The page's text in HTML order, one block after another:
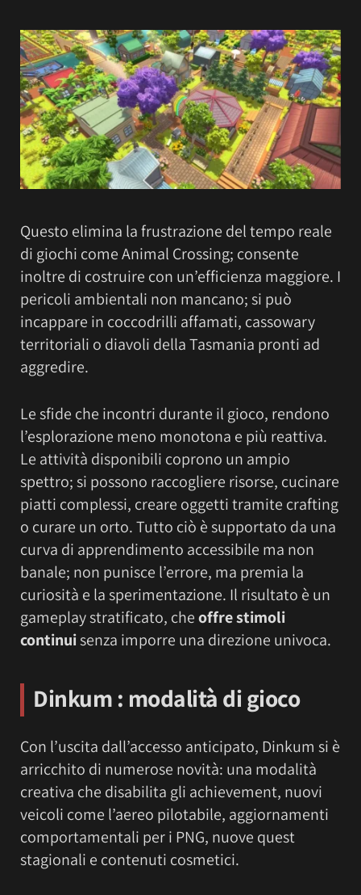
Questo elimina la frustrazione del tempo reale
di giochi come Animal Crossing; consente
inoltre di costruire con un’efficienza maggiore. I
pericoli ambientali non mancano; si può
incappare in coccodrilli affamati, cassowary
territoriali o diavoli della Tasmania pronti ad
aggredire.
Le sfide che incontri durante il gioco, rendono
l’esplorazione meno monotona e più reattiva.
Le attività disponibili coprono un ampio
spettro; si possono raccogliere risorse, cucinare
piatti complessi, creare oggetti tramite crafting
o curare un orto. Tutto ciò è supportato da una
curva di apprendimento accessibile ma non
banale; non punisce l’errore, ma premia la
curiosità e la sperimentazione. Il risultato è un
gameplay stratificato, cheoffre stimoli
continuisenza imporre una direzione univoca.
Dinkum : modalità di gioco
Con l’uscita dall’accesso anticipato, Dinkum si è
arricchito di numerose novità: una modalità
creativa che disabilita gli achievement, nuovi
veicoli come l’aereo pilotabile, aggiornamenti
comportamentali per i PNG, nuove quest
stagionali e contenuti cosmetici.